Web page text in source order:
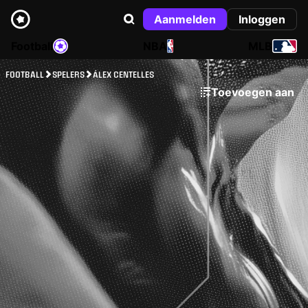
Aanmelden
Inloggen
NBA
FOOTBALL SPELERS ÁLEX CENTELLES
Toevoegen aan